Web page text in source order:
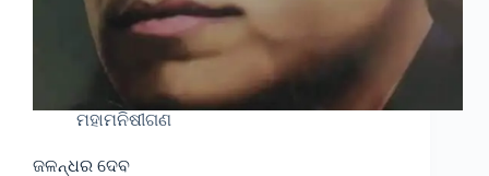
ମହାମନିଷୀଗଣ
ଜଳନ୍ଧର ଦେବ